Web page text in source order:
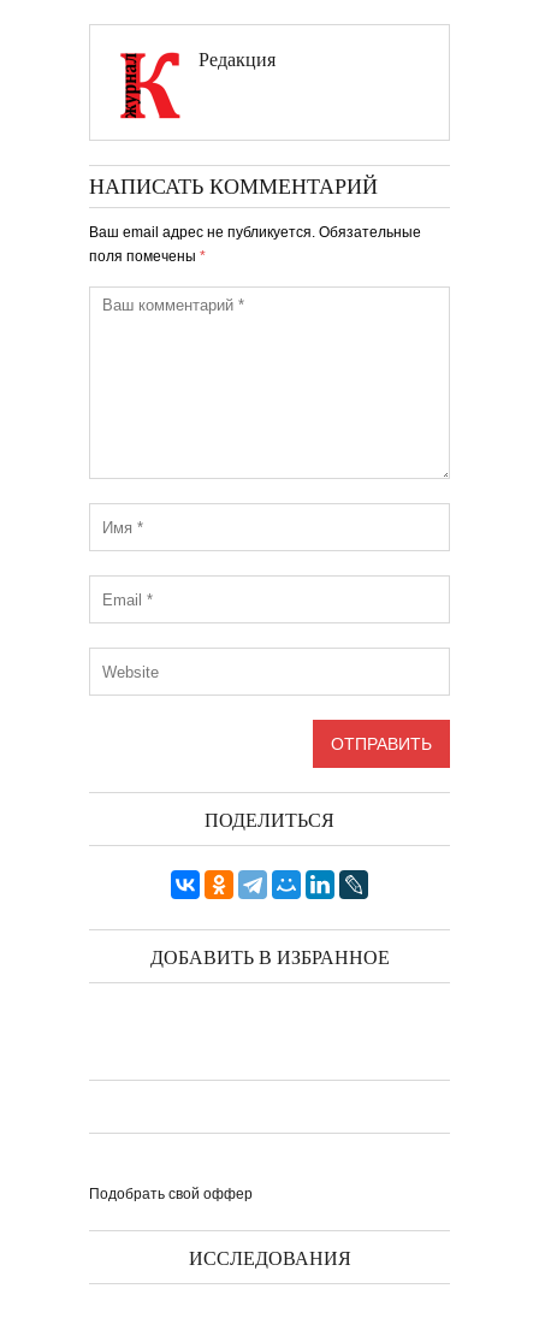
Редакция
НАПИСАТЬ КОММЕНТАРИЙ
Ваш email адрес не публикуется. Обязательные
поля помечены *
ПОДЕЛИТЬСЯ
ДОБАВИТЬ В ИЗБРАННОЕ
Подобрать свой оффер
ИССЛЕДОВАНИЯ